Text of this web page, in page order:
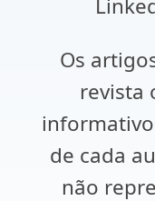
Os
revista
de cada
não